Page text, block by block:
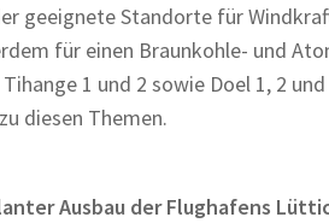
geeignete Standorte für
für einen Braunkohle- und
1 und 2 sowie Doel 1, 2
diesen Themen.
Ausbau der Flughafens